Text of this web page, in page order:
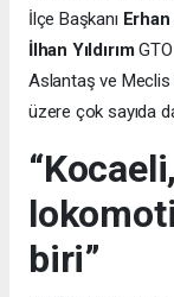
İlçe Başkanı Erhan
İlhan Yıldırım
Aslantaş ve Meclis
üzere çok sayıda
biri”